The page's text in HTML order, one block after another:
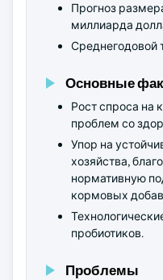
Прогноз
миллиарда
Среднегодовой
Основные
Рост спроса на
проблем со
Упор на
хозяйства,
нормативную
кормовых
пробиотиков.
Проблемы